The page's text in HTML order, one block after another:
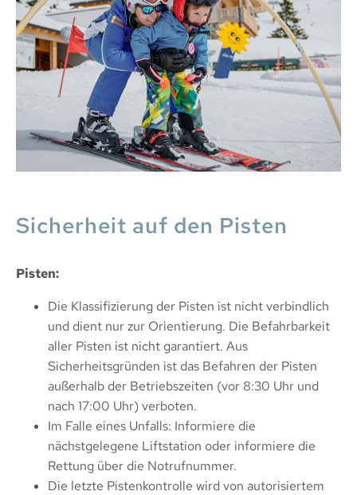
Sicherheit auf den Pisten
Pisten:
Die Klassifizierung der Pisten ist nicht verbindlich
und dient nur zur Orientierung. Die Befahrbarkeit
aller Pisten ist nicht garantiert. Aus
Sicherheitsgründen ist das Befahren der Pisten
außerhalb der Betriebszeiten (vor 8:30 Uhr und
nach 17:00 Uhr) verboten.
Im Falle eines Unfalls: Informiere die
nächstgelegene Liftstation oder informiere die
Rettung über die Notrufnummer.
Die letzte Pistenkontrolle wird von autorisiertem